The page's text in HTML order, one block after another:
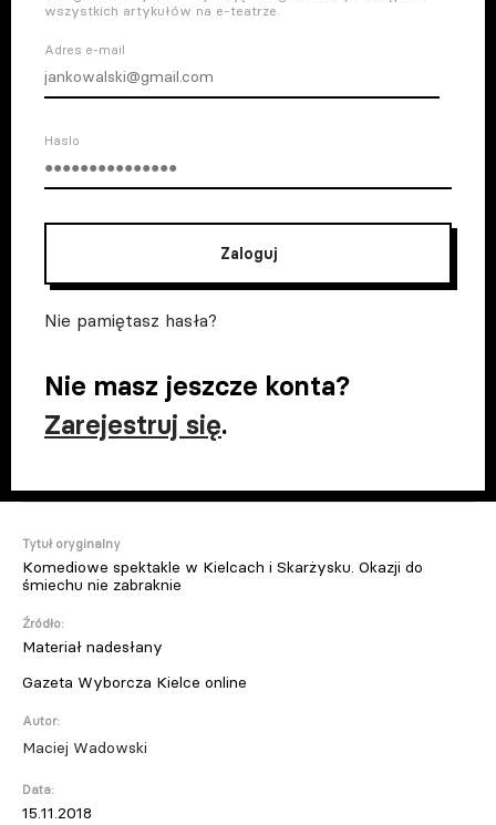
wszystkich artykułów na e-teatrze.
Adres e-mail
Haslo
Zaloguj
Nie pamiętasz hasła?
Nie masz jeszcze konta?
Zarejestruj się.
Tytuł oryginalny
Komediowe spektakle w Kielcach i Skarżysku. Okazji do
śmiechu nie zabraknie
Źródło:
Materiał nadesłany
Gazeta Wyborcza Kielce online
Autor:
Maciej Wadowski
Data:
15.11.2018